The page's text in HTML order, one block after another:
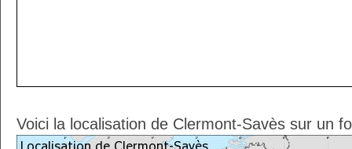
Voici la localisation de Clermont-Savès sur un